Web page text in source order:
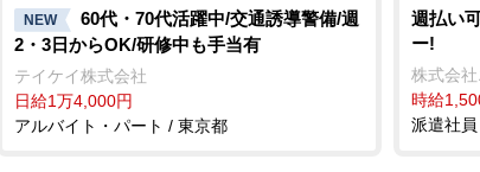
NEW
60代・70代活躍中/交通誘導警備/週
2・3日からOK/研修中も手当有
テイケイ株式会社
日給1万4,000円
アルバイト・パート / 東京都
週払い
ー!
株式会
時給
派遣社